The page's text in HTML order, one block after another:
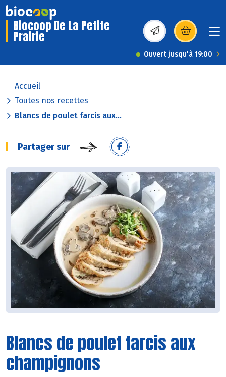
Biocoop De La Petite
Prairie (s’ouvre dans une
Ouvert jusqu'à 19:00
Accueil
Toutes nos recettes
Blancs de poulet farcis aux...
Partager sur
Blancs de poulet farcis aux
champignons